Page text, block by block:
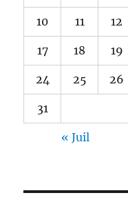
10 11 12
17 18 19
24 25 26
31
« Juil